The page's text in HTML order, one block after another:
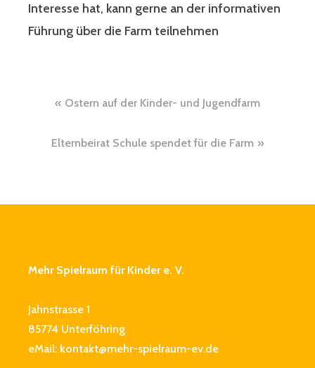
Interesse hat, kann gerne an der informativen
Führung über die Farm teilnehmen
Beitragsnavigation
Ostern auf der Kinder- und Jugendfarm
Elternbeirat Schule spendet für die Farm
Mehr Spielraum für Kinder e. V.
Jahnstrasse 1
85774 Unterföhring
eMail: kontakt@mehr-spielraum-ev.de